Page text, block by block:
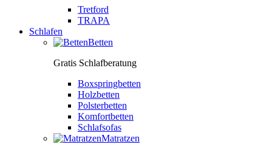
Tretford
TRAPA
Schlafen
Betten
Gratis Schlafberatung
Boxspringbetten
Holzbetten
Polsterbetten
Komfortbetten
Schlafsofas
Matratzen